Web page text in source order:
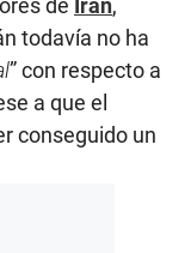
todavía no ha
” con respecto a
a que el
conseguido un